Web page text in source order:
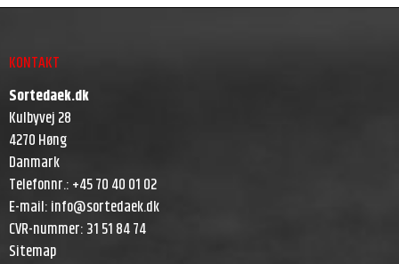
KONTAKT
Sortedaek.dk
Kulbyvej 28
4270 Høng
Danmark
Telefonnr.:+45 70 40 01 02
E-mail:info@sortedaek.dk
CVR-nummer:31 51 84 74
Sitemap